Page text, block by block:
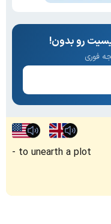
رو بدون!
to unearth a plot